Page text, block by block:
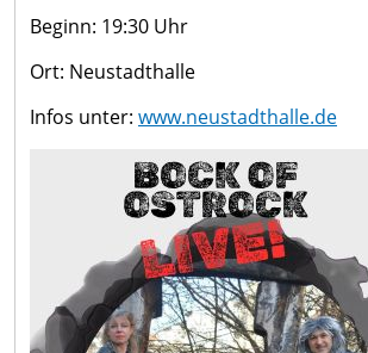
Beginn: 19:30 Uhr
Ort: Neustadthalle
Infos unter: www.neustadthalle.de